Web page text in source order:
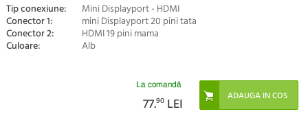
Tip conexiune: Mini Displayport - HDMI
Conector 1: mini Displayport 20 pini tata
Conector 2: HDMI 19 pini mama
Culoare: Alb
La comandă
77.90 LEI